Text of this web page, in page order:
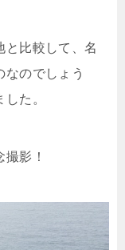
と比較して、名
のでしょう
た。
影！